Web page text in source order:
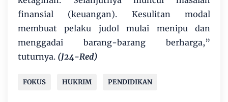
finansial (keuangan). Kesulitan modal
membuat pelaku judol mulai menipu dan
menggadai barang-barang berharga,”
tuturnya. (J24-Red)
FOKUS HUKRIM PENDIDIKAN